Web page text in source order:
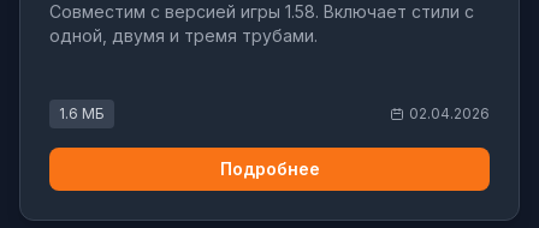
Совместим с версией игры 1.58. Включает стили с
одной, двумя и тремя трубами.
1.6 МБ 02.04.2026
Подробнее